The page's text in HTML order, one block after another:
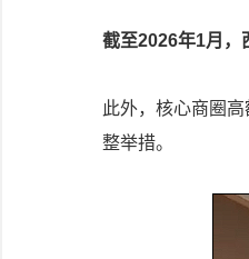
截至2026年1月，
此外，核心商圈
整举措。